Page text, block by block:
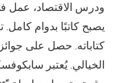
ودرس الاقتصاد، عمل
يصبح كاتبًا بدوام كامل.
كتاباته. حصل على جوائز
الخيالي. يُعتبر